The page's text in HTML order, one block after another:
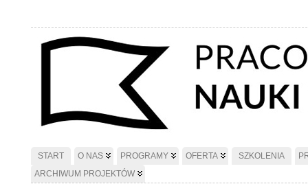
START O NAS PROGRAMY OFERTA SZKOLENIA
ARCHIWUM PROJEKTÓW